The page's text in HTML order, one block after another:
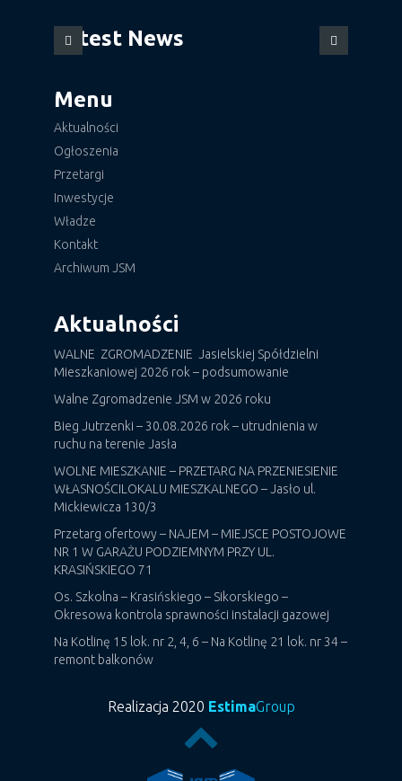
Latest News
Menu
Aktualności
Ogłoszenia
Przetargi
Inwestycje
Władze
Kontakt
Archiwum JSM
Aktualności
WALNE ZGROMADZENIE Jasielskiej Spółdzielni
Mieszkaniowej 2026 rok – podsumowanie
Walne Zgromadzenie JSM w 2026 roku
Bieg Jutrzenki – 30.08.2026 rok – utrudnienia w
ruchu na terenie Jasła
WOLNE MIESZKANIE – PRZETARG NA PRZENIESIENIE
WŁASNOŚCILOKALU MIESZKALNEGO – Jasło ul.
Mickiewicza 130/3
Przetarg ofertowy – NAJEM – MIEJSCE POSTOJOWE
NR 1 W GARAŻU PODZIEMNYM PRZY UL.
KRASIŃSKIEGO 71
Os. Szkolna – Krasińskiego – Sikorskiego –
Okresowa kontrola sprawności instalacji gazowej
Na Kotlinę 15 lok. nr 2, 4, 6 – Na Kotlinę 21 lok. nr 34 –
remont balkonów
Realizacja 2020 EstimaGroup